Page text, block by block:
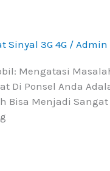
Sinyal 3G 4G / Admin
Mengatasi
Di Ponsel Anda
Bisa Menjadi